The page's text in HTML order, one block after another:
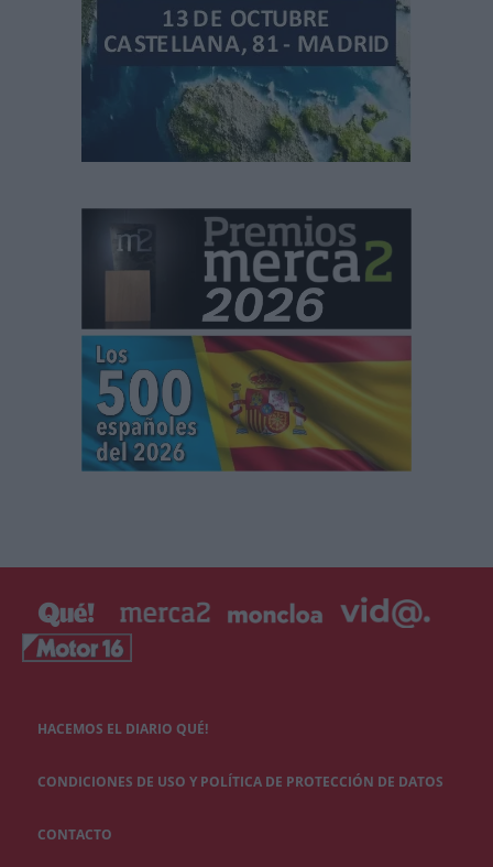
HACEMOS EL DIARIO QUÉ!
CONDICIONES DE USO Y POLÍTICA DE PROTECCIÓN DE DATOS
CONTACTO